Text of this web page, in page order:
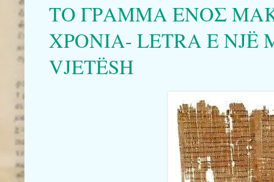
ΤΟ ΓΡΑΜΜΑ ΕΝΟΣ
ΧΡΟΝΙΑ- LETRA E NJË
VJETËSH